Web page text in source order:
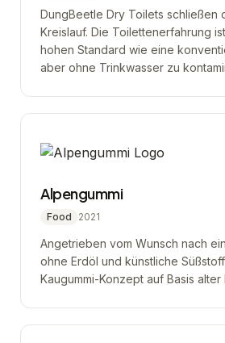
DungBeetle Dry Toilets schließen
Kreislauf. Die Toilettenerfahrung
hohen Standard wie eine
aber ohne Trinkwasser zu
Alpengummi
Food 2021
Angetrieben vom Wunsch nach
ohne Erdöl und künstliche
Kaugummi-Konzept auf Basis alter